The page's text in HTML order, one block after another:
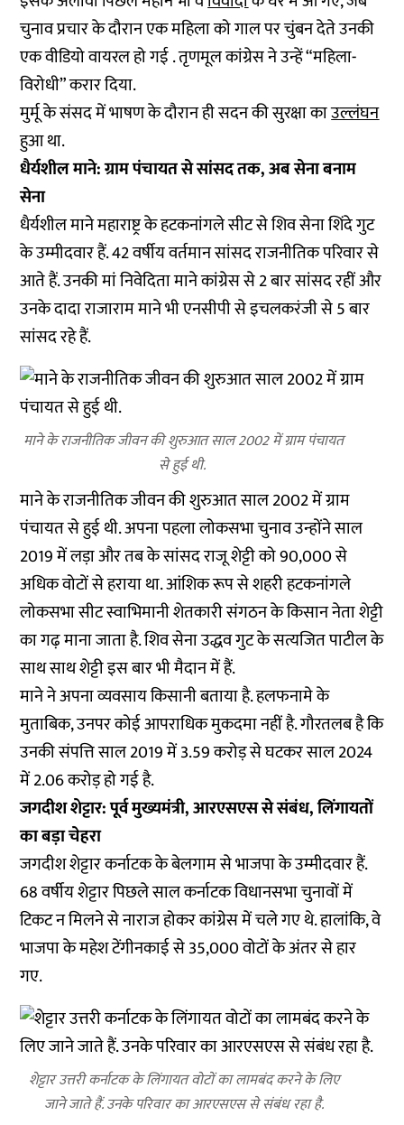
चुनाव प्रचार के दौरान एक महिला को गाल पर चुंबन देते उनकी
एक वीडियो वायरल हो गई . तृणमूल कांग्रेस ने उन्हें “महिला-
विरोधी” करार दिया.
मुर्मू के संसद में भाषण के दौरान ही सदन की सुरक्षा काउल्लंघन
हुआ था.
धैर्यशील माने: ग्राम पंचायत से सांसद तक, अब सेना बनाम
सेना
धैर्यशील माने महाराष्ट्र के हटकनांगले सीट से शिव सेना शिंदे गुट
के उम्मीदवार हैं. 42 वर्षीय वर्तमान सांसद राजनीतिक परिवार से
आते हैं. उनकी मां निवेदिता माने कांग्रेस से 2 बार सांसद रहीं और
उनके दादा राजाराम माने भी एनसीपी से इचलकरंजी से 5 बार
सांसद रहे हैं.
माने के राजनीतिक जीवन की शुरुआत साल 2002 में ग्राम पंचायत
से हुई थी.
माने के राजनीतिक जीवन की शुरुआत साल 2002 में ग्राम
पंचायत से हुई थी. अपना पहला लोकसभा चुनाव उन्होंने साल
2019 में लड़ा और तब के सांसद राजू शेट्टी को 90,000 से
अधिक वोटों से हराया था. आंशिक रूप से शहरी हटकनांगले
लोकसभा सीट स्वाभिमानी शेतकारी संगठन के किसान नेता शेट्टी
का गढ़ माना जाता है. शिव सेना उद्धव गुट के सत्यजित पाटील के
साथ साथ शेट्टी इस बार भी मैदान में हैं.
माने ने अपना व्यवसाय किसानी बताया है. हलफनामे के
मुताबिक, उनपर कोई आपराधिक मुकदमा नहीं है. गौरतलब है कि
उनकी संपत्ति साल 2019 में 3.59 करोड़ से घटकर साल 2024
में 2.06 करोड़ हो गई है.
जगदीश शेट्टार: पूर्व मुख्यमंत्री, आरएसएस से संबंध, लिंगायतों
का बड़ा चेहरा
जगदीश शेट्टार कर्नाटक के बेलगाम से भाजपा के उम्मीदवार हैं.
68 वर्षीय शेट्टार पिछले साल कर्नाटक विधानसभा चुनावों में
टिकट न मिलने से नाराज होकर कांग्रेस में चले गए थे. हालांकि, वे
भाजपा के महेश टेंगीनकाई से 35,000 वोटों के अंतर से हार
गए.
शेट्टार उत्तरी कर्नाटक के लिंगायत वोटों का लामबंद करने के लिए
जाने जाते हैं. उनके परिवार का आरएसएस से संबंध रहा है.